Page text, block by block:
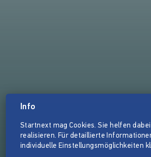
Info
Startnext mag Cookies. Sie helfen
realisieren. Für detaillierte
individuelle Einstellungsmöglichkeiten